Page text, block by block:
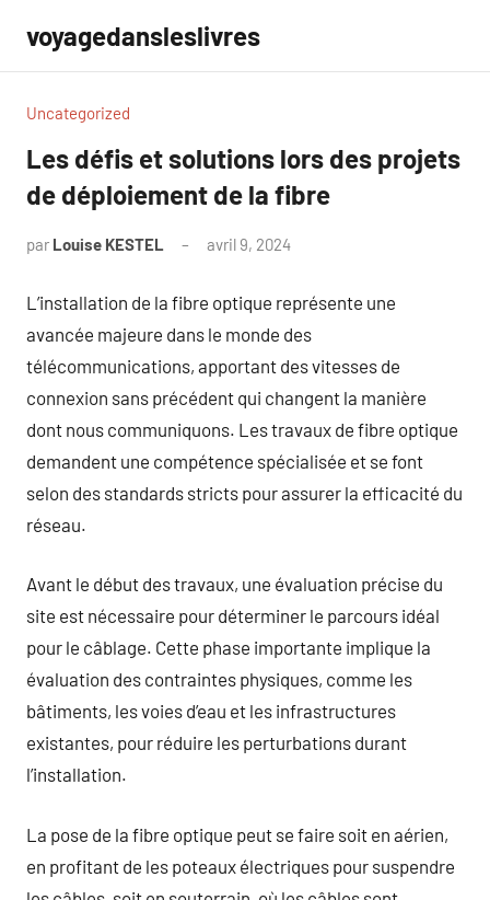
contenu
voyagedansleslivres
Uncategorized
Les défis et solutions lors des projets
de déploiement de la fibre
par Louise KESTEL avril 9, 2024
L’installation de la fibre optique représente une
avancée majeure dans le monde des
télécommunications, apportant des vitesses de
connexion sans précédent qui changent la manière
dont nous communiquons. Les travaux de fibre optique
demandent une compétence spécialisée et se font
selon des standards stricts pour assurer la efficacité du
réseau.
Avant le début des travaux, une évaluation précise du
site est nécessaire pour déterminer le parcours idéal
pour le câblage. Cette phase importante implique la
évaluation des contraintes physiques, comme les
bâtiments, les voies d’eau et les infrastructures
existantes, pour réduire les perturbations durant
l’installation.
La pose de la fibre optique peut se faire soit en aérien,
en profitant de les poteaux électriques pour suspendre